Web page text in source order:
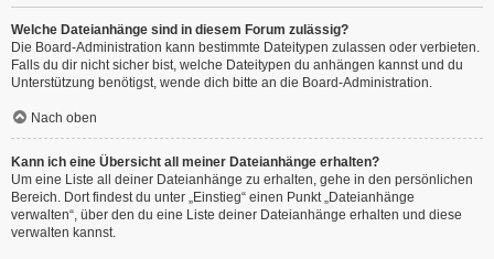
Welche Dateianhänge sind in diesem Forum zulässig?
Die Board-Administration kann bestimmte Dateitypen zulassen oder verbieten.
Falls du dir nicht sicher bist, welche Dateitypen du anhängen kannst und du
Unterstützung benötigst, wende dich bitte an die Board-Administration.
Nach oben
Kann ich eine Übersicht all meiner Dateianhänge erhalten?
Um eine Liste all deiner Dateianhänge zu erhalten, gehe in den persönlichen
Bereich. Dort findest du unter „Einstieg“ einen Punkt „Dateianhänge
verwalten“, über den du eine Liste deiner Dateianhänge erhalten und diese
verwalten kannst.